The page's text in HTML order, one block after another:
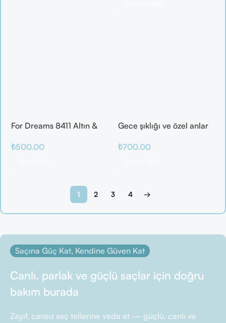
For Dreams 8411 Altın &
Takımı
₺500.00
Gece şıklığı ve özel anlar
₺700.00
1 2 3 4 →
Saçına Güç Kat, Kendine Güven Kat
Canlı, parlak ve güçlü saçlar için doğru
bakım burada
Zayıf, cansız saç tellerine veda et — güçlü, canlı ve